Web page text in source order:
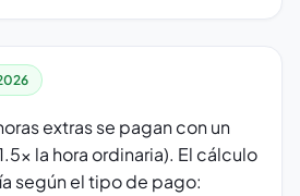
extras se pagan con un
la hora ordinaria). El cálculo
según el tipo de pago: